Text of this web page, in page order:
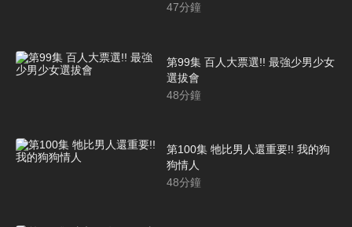
47分鐘
第99集 百人大票選!! 最強少男少女
選拔會
48分鐘
第100集 牠比男人還重要!! 我的狗
狗情人
48分鐘